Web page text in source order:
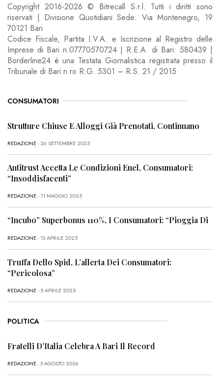
Copyright 2016-2026 © Bitrecall S.r.l. Tutti i diritti sono
riservati | Divisione Quotidiani Sede: Via Montenegro, 19
70121 Bari
Codice Fiscale, Partita I.V.A. e Iscrizione al Registro delle
Imprese di Bari n.07770570724 | R.E.A. di Bari: 580439 |
Borderline24 è una Testata Giornalistica registrata presso il
Tribunale di Bari n.ro R.G. 5301 – R.S. 21 / 2015
CONSUMATORI
Strutture Chiuse E Alloggi Già Prenotati, Continuano
REDAZIONE- 26 SETTEMBRE 2025
Antitrust Accetta Le Condizioni Enel, Consumatori:
“Insoddisfacenti”
REDAZIONE- 11 MAGGIO 2025
“Incubo” Superbonus 110%, I Consumatori: “Pioggia Di
REDAZIONE- 13 APRILE 2025
Truffa Dello Spid, L’allerta Dei Consumatori:
“Pericolosa”
REDAZIONE- 5 APRILE 2025
POLITICA
Fratelli D’Italia Celebra A Bari Il Record
REDAZIONE- 3 AGOSTO 2026